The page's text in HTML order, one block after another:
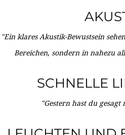
"Ein klares Akustik-Bewustsein
Bereichen, sondern in nahezu
SCHNELLE
"Gestern hast du